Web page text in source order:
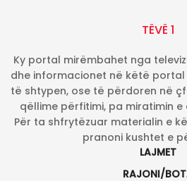
TËVË 1
Ky portal mirëmbahet nga
dhe informacionet në këtë portal
të shtypen, ose të përdoren në
qëllime përfitimi, pa miratimin e
Për ta shfrytëzuar materialin e
pranoni kushtet e
LAJMET
RAJONI/